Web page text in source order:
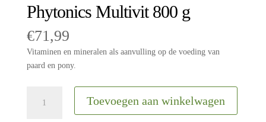
Phytonics Multivit 800 g
€71,99
Vitaminen en mineralen als aanvulling op de voeding van
paard en pony.
Multivit
Toevoegen aan winkelwagen